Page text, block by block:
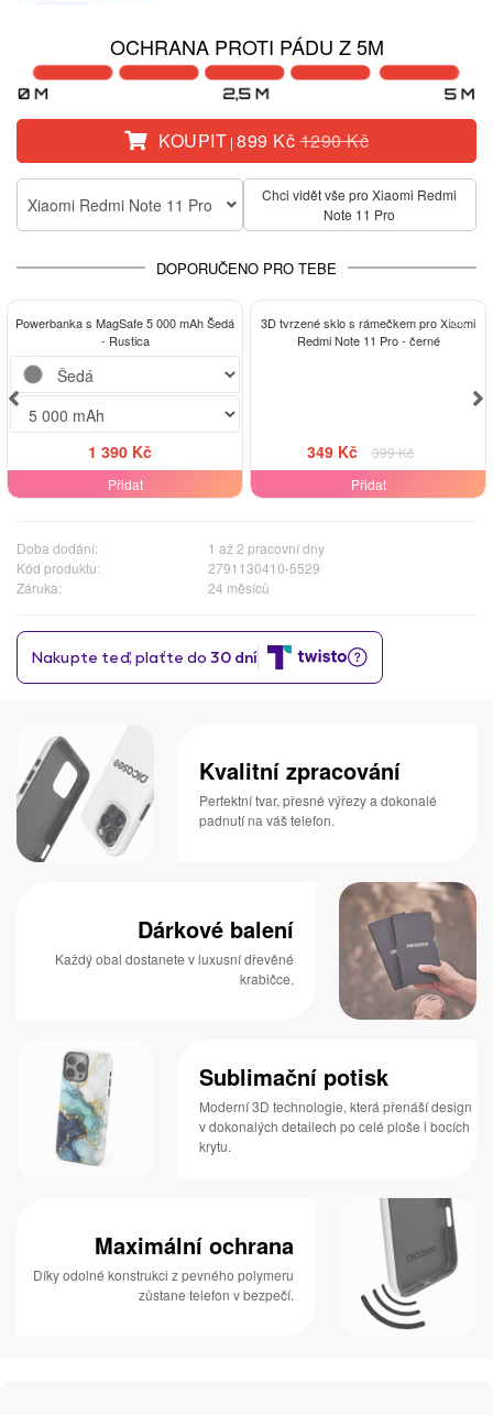
OCHRANA PROTI PÁDU Z 5M
KOUPIT | 899 Kč1290 Kč
Xiaomi Redmi Note 11 Pro
Chci vidět vše pro Xiaomi Redmi
Note 11 Pro
DOPORUČENO PRO TEBE
Powerbanka s MagSafe 5 000 mAh Šedá
- Rustica
1 390 Kč
Přidat
-13%
3D tvrzené sklo s rámečkem pro Xiaomi
Redmi Note 11 Pro - černé
349 Kč
399 Kč
Přidat
Doba dodání:
1 až 2 pracovní dny
Kód produktu:
2791130410-5529
Záruka:
24 měsíců
Kvalitní zpracování
Perfektní tvar, přesné výřezy a dokonalé
padnutí na váš telefon.
Dárkové balení
Každý obal dostanete v luxusní dřevěné
krabičce.
Sublimační potisk
Moderní 3D technologie, která přenáší design
v dokonalých detailech po celé ploše i bocích
krytu.
Maximální ochrana
Díky odolné konstrukci z pevného polymeru
zůstane telefon v bezpečí.